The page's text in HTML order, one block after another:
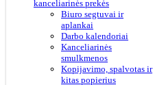
kanceliarinės prekės
Biuro segtuvai ir
aplankai
Darbo kalendoriai
Kanceliarinės
smulkmenos
Kopijavimo, spalvotas ir
kitas popierius